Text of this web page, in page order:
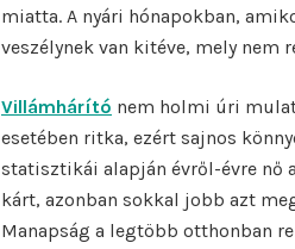
miatta. A nyári hónapokban,
veszélynek van kitéve, mely
Villámhárító nem holmi úri
esetében ritka, ezért sajnos
statisztikái alapján évről-évre nő
kárt, azonban sokkal jobb azt
Manapság a legtöbb otthonban